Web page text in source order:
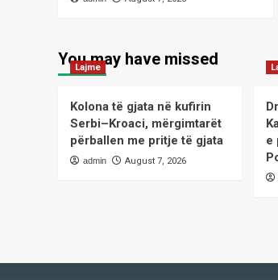
You may have missed
Lajme
Kolona të gjata në kufirin
Serbi–Kroaci, mërgimtarët
përballen me pritje të gjata
admin August 7, 2026
e